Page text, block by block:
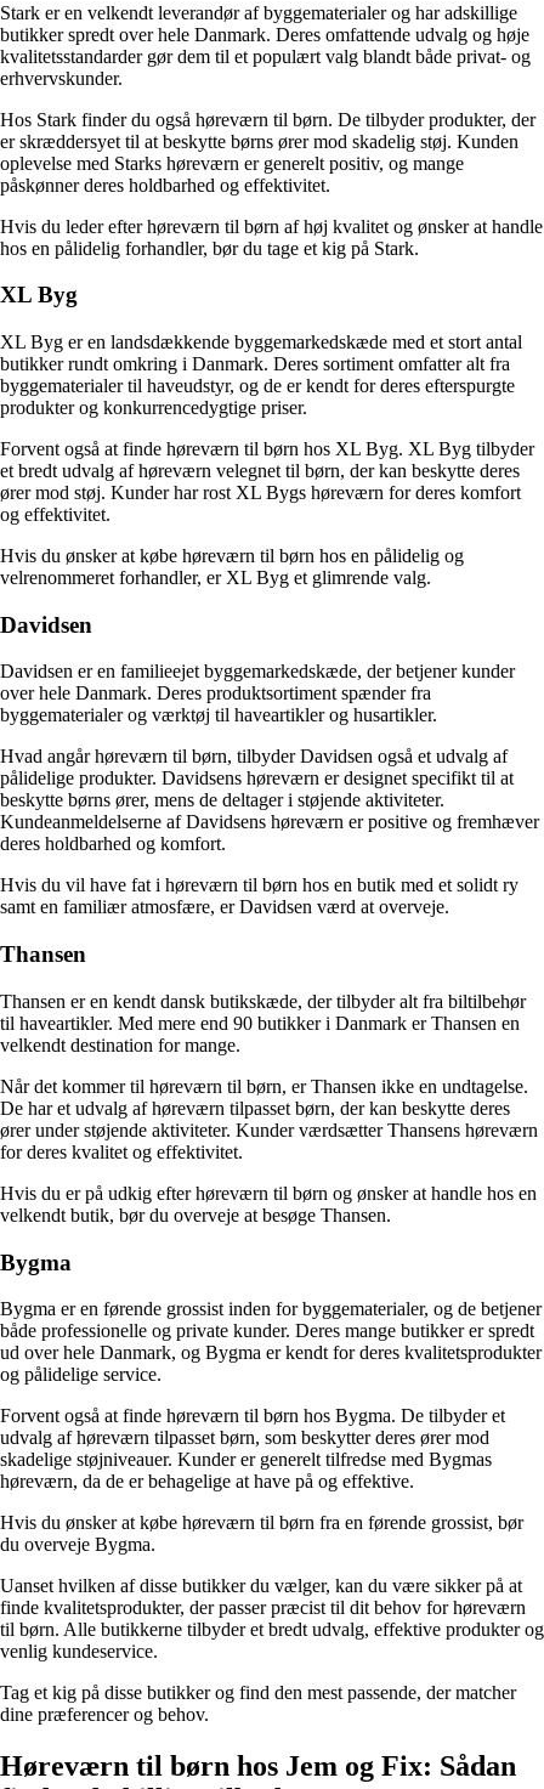
Stark er en velkendt leverandør af byggematerialer og har adskillige
butikker spredt over hele Danmark. Deres omfattende udvalg og høje
kvalitetsstandarder gør dem til et populært valg blandt både privat- og
erhvervskunder.
Hos Stark finder du også høreværn til børn. De tilbyder produkter, der
er skræddersyet til at beskytte børns ører mod skadelig støj. Kunden
oplevelse med Starks høreværn er generelt positiv, og mange
påskønner deres holdbarhed og effektivitet.
Hvis du leder efter høreværn til børn af høj kvalitet og ønsker at handle
hos en pålidelig forhandler, bør du tage et kig på Stark.
XL Byg
XL Byg er en landsdækkende byggemarkedskæde med et stort antal
butikker rundt omkring i Danmark. Deres sortiment omfatter alt fra
byggematerialer til haveudstyr, og de er kendt for deres efterspurgte
produkter og konkurrencedygtige priser.
Forvent også at finde høreværn til børn hos XL Byg. XL Byg tilbyder
et bredt udvalg af høreværn velegnet til børn, der kan beskytte deres
ører mod støj. Kunder har rost XL Bygs høreværn for deres komfort
og effektivitet.
Hvis du ønsker at købe høreværn til børn hos en pålidelig og
velrenommeret forhandler, er XL Byg et glimrende valg.
Davidsen
Davidsen er en familieejet byggemarkedskæde, der betjener kunder
over hele Danmark. Deres produktsortiment spænder fra
byggematerialer og værktøj til haveartikler og husartikler.
Hvad angår høreværn til børn, tilbyder Davidsen også et udvalg af
pålidelige produkter. Davidsens høreværn er designet specifikt til at
beskytte børns ører, mens de deltager i støjende aktiviteter.
Kundeanmeldelserne af Davidsens høreværn er positive og fremhæver
deres holdbarhed og komfort.
Hvis du vil have fat i høreværn til børn hos en butik med et solidt ry
samt en familiær atmosfære, er Davidsen værd at overveje.
Thansen
Thansen er en kendt dansk butikskæde, der tilbyder alt fra biltilbehør
til haveartikler. Med mere end 90 butikker i Danmark er Thansen en
velkendt destination for mange.
Når det kommer til høreværn til børn, er Thansen ikke en undtagelse.
De har et udvalg af høreværn tilpasset børn, der kan beskytte deres
ører under støjende aktiviteter. Kunder værdsætter Thansens høreværn
for deres kvalitet og effektivitet.
Hvis du er på udkig efter høreværn til børn og ønsker at handle hos en
velkendt butik, bør du overveje at besøge Thansen.
Bygma
Bygma er en førende grossist inden for byggematerialer, og de betjener
både professionelle og private kunder. Deres mange butikker er spredt
ud over hele Danmark, og Bygma er kendt for deres kvalitetsprodukter
og pålidelige service.
Forvent også at finde høreværn til børn hos Bygma. De tilbyder et
udvalg af høreværn tilpasset børn, som beskytter deres ører mod
skadelige støjniveauer. Kunder er generelt tilfredse med Bygmas
høreværn, da de er behagelige at have på og effektive.
Hvis du ønsker at købe høreværn til børn fra en førende grossist, bør
du overveje Bygma.
Uanset hvilken af disse butikker du vælger, kan du være sikker på at
finde kvalitetsprodukter, der passer præcist til dit behov for høreværn
til børn. Alle butikkerne tilbyder et bredt udvalg, effektive produkter og
venlig kundeservice.
Tag et kig på disse butikker og find den mest passende, der matcher
dine præferencer og behov.
Høreværn til børn hos Jem og Fix: Sådan